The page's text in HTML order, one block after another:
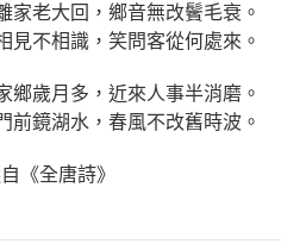
家老大回，鄉音無改鬢毛衰。
見不相識，笑問客從何處來。
鄉歲月多，近來人事半消磨。
前鏡湖水，春風不改舊時波。
《全唐詩》